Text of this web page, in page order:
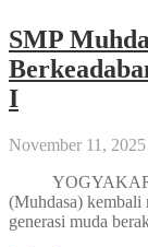
SMP
I
November 11, 2025
(Muhdasa) kembali
generasi muda